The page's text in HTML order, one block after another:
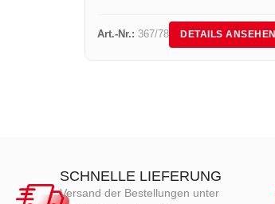
Zink, Blei. Es handelt sich um ein...
Art.-Nr.: 367/78 DETAILS ANSEHEN
SCHNELLE LIEFERUNG
Versand der Bestellungen unter